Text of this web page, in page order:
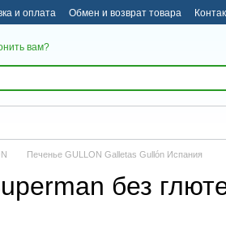
и оплата Обмен и возврат товара
вам?
Печенье GULLON Galletas Gullón Испания
без